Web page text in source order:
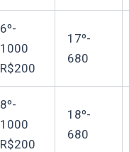
6º-
1000
R$200
17º-
680
8º-
1000
R$200
18º-
680